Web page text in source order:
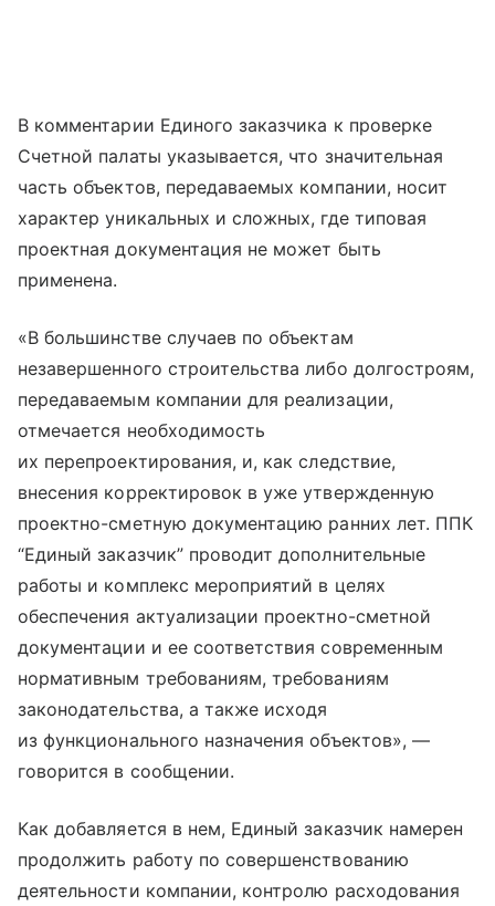
В комментарии Единого заказчика к проверке
Счетной палаты указывается, что значительная
часть объектов, передаваемых компании, носит
характер уникальных и сложных, где типовая
проектная документация не может быть
применена.
«В большинстве случаев по объектам
незавершенного строительства либо долгостроям,
передаваемым компании для реализации,
отмечается необходимость
их перепроектирования, и, как следствие,
внесения корректировок в уже утвержденную
проектно-сметную документацию ранних лет. ППК
“Единый заказчик” проводит дополнительные
работы и комплекс мероприятий в целях
обеспечения актуализации проектно-сметной
документации и ее соответствия современным
нормативным требованиям, требованиям
законодательства, а также исходя
из функционального назначения объектов», —
говорится в сообщении.
Как добавляется в нем, Единый заказчик намерен
продолжить работу по совершенствованию
деятельности компании, контролю расходования